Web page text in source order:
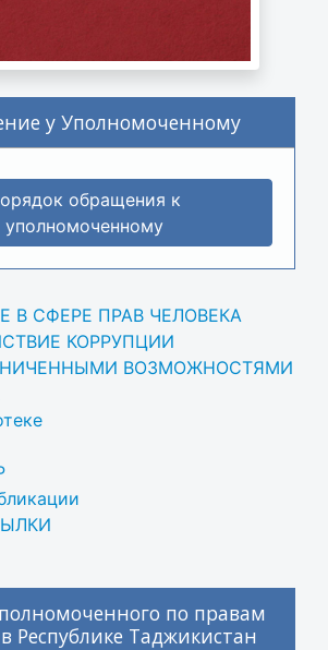
у Уполномоченному
обращения к
уполномоченному
В СФЕРЕ ПРАВ ЧЕЛОВЕКА
КОРРУПЦИИ
ВОЗМОЖНОСТЯМИ
по правам
Республике Таджикистан